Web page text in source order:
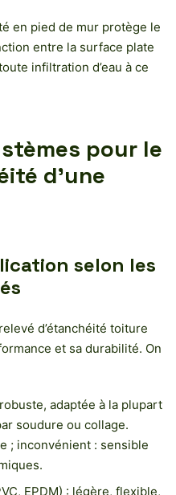
en pied de mur protège le
entre la surface plate
infiltration d’eau à ce
pour le
d’une
selon les
d’étanchéité toiture
et sa durabilité. On
adaptée à la plupart
soudure ou collage.
; inconvénient : sensible
EPDM) : légère, flexible,